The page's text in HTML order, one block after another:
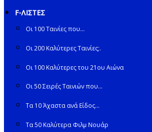
F-ΛΙΣΤΕΣ
Οι 100 Ταινίες που…
Οι 200 Καλύτερες Ταινίες;.
Οι 100 Καλύτερες του 21ου Αιώνα
Οι 50 Σειρές Ταινιών που…
Τα 10 Άχαστα ανά Είδος…
Τα 50 Καλύτερα Φιλμ Νουάρ